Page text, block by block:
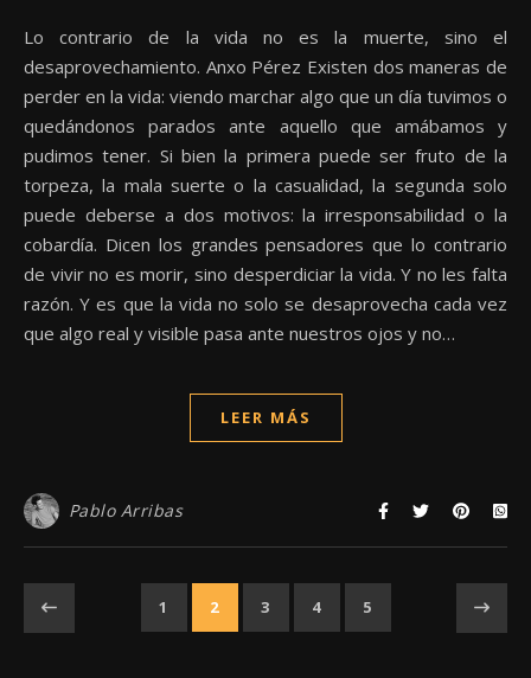
Lo contrario de la vida no es la muerte, sino el
desaprovechamiento. Anxo Pérez Existen dos maneras de
perder en la vida: viendo marchar algo que un día tuvimos o
quedándonos parados ante aquello que amábamos y
pudimos tener. Si bien la primera puede ser fruto de la
torpeza, la mala suerte o la casualidad, la segunda solo
puede deberse a dos motivos: la irresponsabilidad o la
cobardía. Dicen los grandes pensadores que lo contrario
de vivir no es morir, sino desperdiciar la vida. Y no les falta
razón. Y es que la vida no solo se desaprovecha cada vez
que algo real y visible pasa ante nuestros ojos y no…
LEER MÁS
Pablo Arribas
1 2 3 4 5